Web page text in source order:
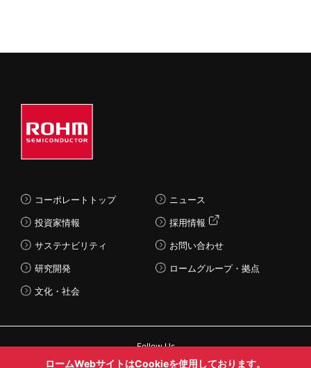
コーポレートトップ
投資家情報
サステナビリティ
研究開発
文化・社会
ニュース
採用情報
お問い合わせ
ロームグループ・拠点
Follow Us
ロームWebサイトはCookieを使用しております。